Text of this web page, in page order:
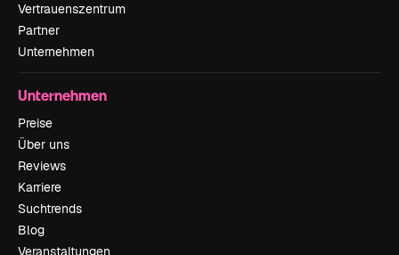
Vertrauenszentrum
Partner
Unternehmen
Unternehmen
Preise
Über uns
Reviews
Karriere
Suchtrends
Blog
Veranstaltungen